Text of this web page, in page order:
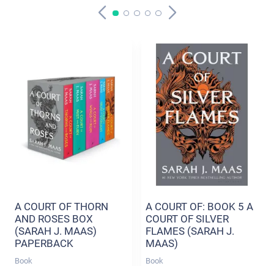
A COURT OF THORN
AND ROSES BOX
(SARAH J. MAAS)
PAPERBACK
Book
A COURT OF: BOOK 5 A
COURT OF SILVER
FLAMES (SARAH J.
MAAS)
Book